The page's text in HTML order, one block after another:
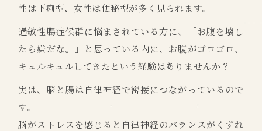
性は下痢型、女性は便秘型が多く見られます。
過敏性腸症候群に悩まされている方に、「お腹を壊し
たら嫌だな。」と思っている内に、お腹がゴロゴロ、
キュルキュルしてきたという経験はありませんか？
実は、脳と腸は自律神経で密接につながっているので
す。
脳がストレスを感じると自律神経のバランスがくずれ